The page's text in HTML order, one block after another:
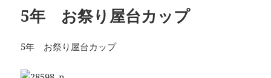
5年 お祭り屋台カップ
5年 お祭り屋台カップ